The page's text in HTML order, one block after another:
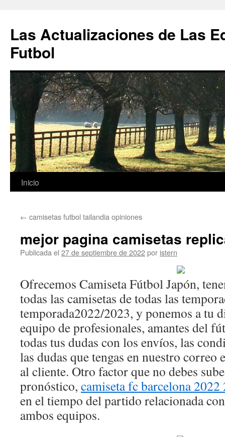
Las Actualizaciones de Las
Futbol
Saltar
contenido
Inicio
← camisetas futbol tailandia opiniones
mejor pagina camisetas
Publicada el 27 de septiembre de 2022por istern
Ofrecemos Camiseta Fútbol Japón,
todas las camisetas de todas las
temporada2022/2023, y ponemos a tu
equipo de profesionales, amantes del
todas tus dudas con los envíos, las
las dudas que tengas en nuestro correo
al cliente. Otro factor que no debes
pronóstico, camiseta fc barcelona 2022
en el tiempo del partido relacionada
ambos equipos.